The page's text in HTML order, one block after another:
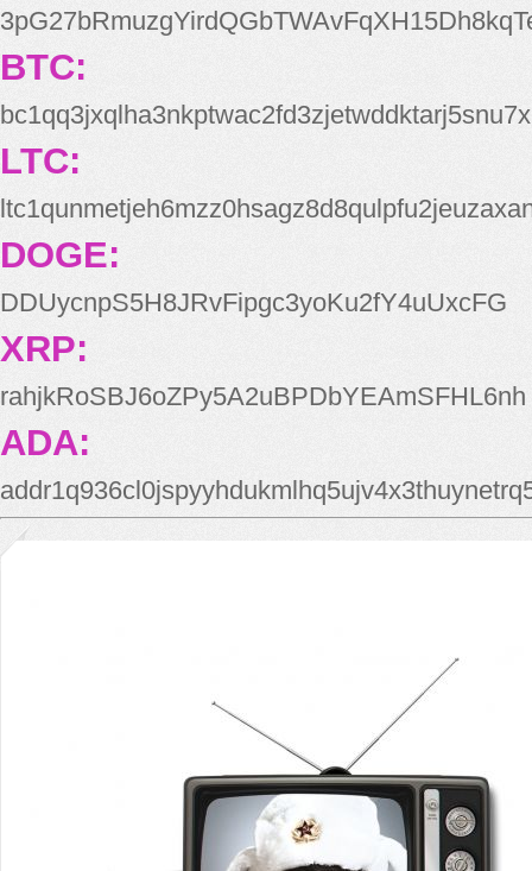
BTC:
bc1qq3jxqlha3nkptwac2fd3zjetwddktarj5snu7x
LTC:
DOGE:
DDUycnpS5H8JRvFipgc3yoKu2fY4uUxcFG
XRP:
rahjkRoSBJ6oZPy5A2uBPDbYEAmSFHL6nh
ADA: